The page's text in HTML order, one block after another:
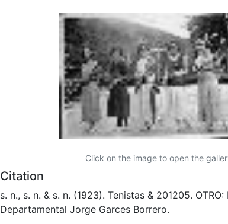
Click on the image to open the
Citation
s. n., s. n. & s. n. (1923). Tenistas & 201205.
Departamental Jorge Garces Borrero.